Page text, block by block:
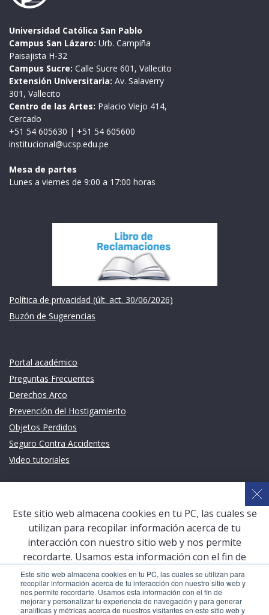
Este sitio web almacena cookies en tu PC, las cuales se utilizan para
recopilar información acerca de tu interacción con nuestro sitio web y
nos permite recordarte. Usamos esta información con el fin de
mejorar y personalizar tu experiencia de navegación y para generar
analíticas y métricas acerca de nuestros visitantes en este sitio web y
Universidad Católica San Pablo
Campus San Lázaro: Urb. Campiña
Paisajista H-32
Campus Sucre: Calle Sucre 601, Vallecito
Extensión Universitaria: Av. Salaverry
301, Vallecito
Centro de las Artes: Palacio Viejo 414,
Cercado
+51 54 605630 | +51 54 605600
institucional@ucsp.edu.pe
Mesa de partes
Lunes a viernes de 9:00 a 17:00 horas
Política de privacidad (últ. act. 30/06/2026)
Buzón de Sugerencias
Portal académico
Preguntas Frecuentes
Derechos Arco
Prevención del Hostigamiento
Objetos Perdidos
Seguro Contra Accidentes
Video tutoriales
Sistema de Gestión Académica (SGA)
Defensoría Universitaria
Terceros vinculados
San Pablo Mail
Aula Virtual Pregrado
Aula Virtual Postgrado
Este sitio web almacena cookies en tu PC, las cuales se
utilizan para recopilar información acerca de tu
interacción con nuestro sitio web y nos permite
recordarte. Usamos esta información con el fin de
mejorar y personalizar tu experiencia de navegación y
para generar analíticas y métricas acerca de nuestros
visitantes en este sitio web y otros medios de